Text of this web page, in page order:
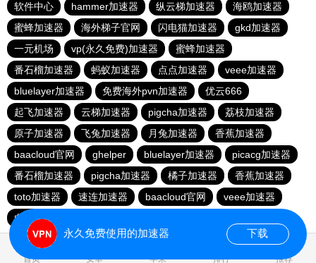
软件中心
hammer加速器 纵云梯加速器
海鸥加速器
蜜蜂加速器
海外梯子官网 闪电猫加速器
gkd加速器
一元机场
vp(永久免费)加速器
蜜蜂加速器
番石榴加速器
蚂蚁加速器 点点加速器
veee加速器
bluelayer加速器
免费海外pvn加速器
优云666
起飞加速器
云梯加速器 pigcha加速器
荔枝加速器
原子加速器
飞兔加速器 月兔加速器
香蕉加速器
baacloud官网
ghelper bluelayer加速器
picacg加速器
番石榴加速器
pigcha加速器 橘子加速器
香蕉加速器
toto加速器
速连加速器 baacloud官网
veee加速器
白鲸加速器
首页 安卓 苹果 排行 推荐
永久免费使用的加速器 下载
0.019564s